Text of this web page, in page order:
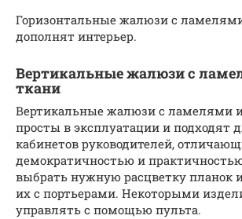
Горизонтальные жалюзи с
дополнят интерьер.
Вертикальные жалюзи с
ткани
Вертикальные жалюзи с ламелями
просты в эксплуатации и подходят
кабинетов руководителей,
демократичностью и
выбрать нужную расцветку планок
их с портьерами. Некоторыми
управлять с помощью пульта.